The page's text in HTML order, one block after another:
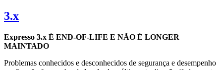
3.x
Expresso 3.x É END-OF-LIFE E NÃO É LONGER
MAINTADO
Problemas conhecidos e desconhecidos de segurança e desempenho